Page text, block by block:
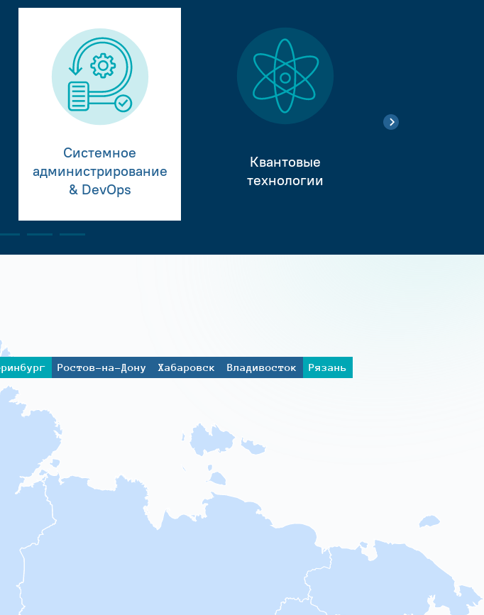
Системное
администрирование
& DevOps
Квантовые
технологии
Ростов-на-Дону Хабаровск Владивосток
Рязань